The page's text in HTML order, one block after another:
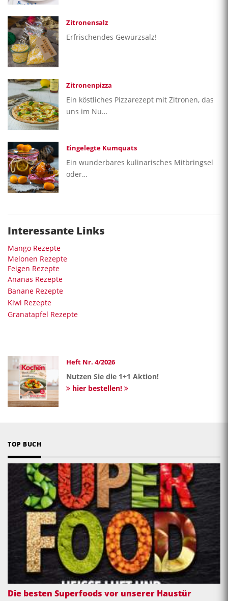
Zitronensalz
Erfrischendes Gewürzsalz!
Zitronenpizza
Ein köstliches Pizzarezept mit Zitronen, das
uns im Nu…
Eingelegte Kumquats
Ein wunderbares kulinarisches Mitbringsel
oder…
Interessante Links
Mango Rezepte
Melonen Rezepte
Feigen Rezepte
Ananas Rezepte
Banane Rezepte
Kiwi Rezepte
Granatapfel Rezepte
Heft Nr. 4/2026
Nutzen Sie die 1+1 Aktion!
hier bestellen!
TOP BUCH
Die besten Superfoods vor unserer Haustür